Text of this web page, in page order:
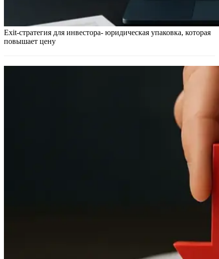
Exit-стратегия для инвестора- юридическая упаковка, которая
повышает цену